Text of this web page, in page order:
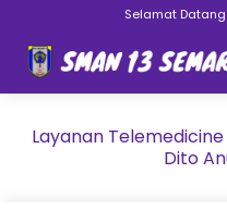
Selamat Datang di
Layanan Telemedicine
Dito